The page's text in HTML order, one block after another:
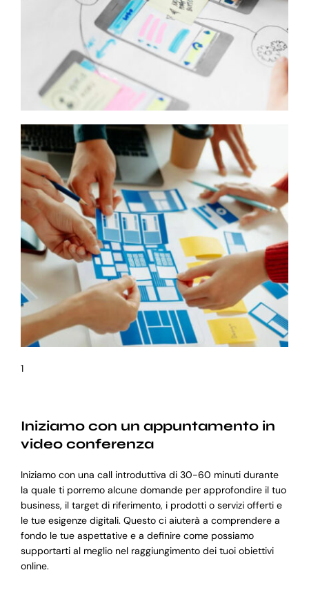
1
Iniziamo con un appuntamento in
video conferenza
Iniziamo con una call introduttiva di 30-60 minuti durante
la quale ti porremo alcune domande per approfondire il tuo
business, il target di riferimento, i prodotti o servizi offerti e
le tue esigenze digitali. Questo ci aiuterà a comprendere a
fondo le tue aspettative e a definire come possiamo
supportarti al meglio nel raggiungimento dei tuoi obiettivi
online.